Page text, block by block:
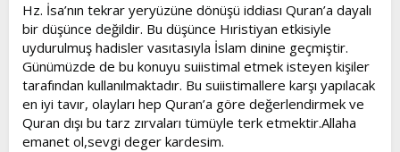
Hz. İsa’nın tekrar yeryüzüne dönüşü iddiası Quran’a dayalı
bir düşünce değildir. Bu düşünce Hıristiyan etkisiyle
uydurulmuş hadisler vasıtasıyla İslam dinine geçmiştir.
Günümüzde de bu konuyu suiistimal etmek isteyen kişiler
tarafından kullanılmaktadır. Bu suiistimallere karşı yapılacak
en iyi tavır, olayları hep Quran’a göre değerlendirmek ve
Quran dışı bu tarz zırvaları tümüyle terk etmektir.Allaha
emanet ol,sevgi deger kardesim.